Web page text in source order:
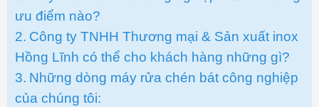
ưu điểm nào?
Công ty TNHH Thương mại & Sản xuất inox
Hồng Lĩnh có thể cho khách hàng những gì?
Những dòng máy rửa chén bát công nghiệp
của chúng tôi: